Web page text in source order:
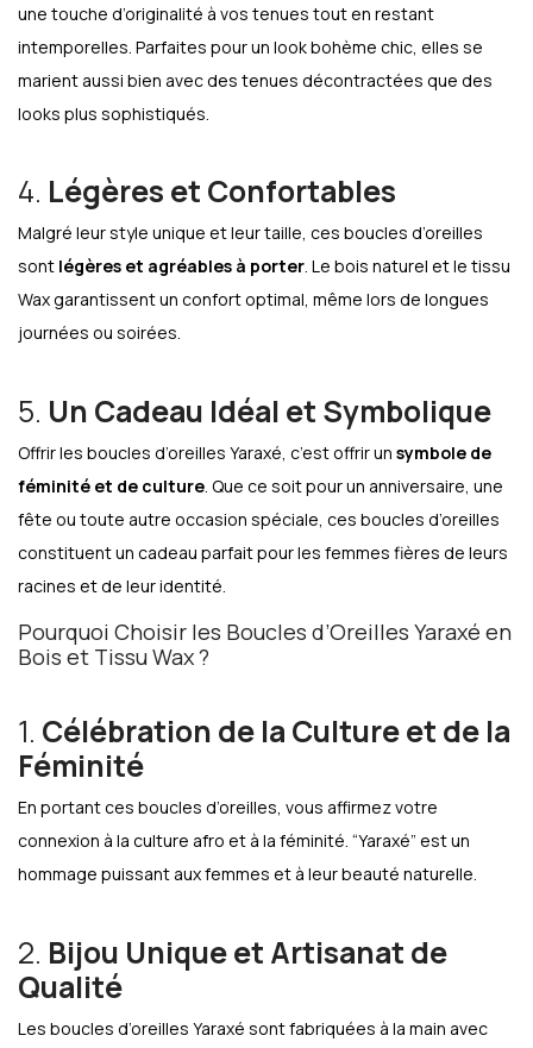
une touche d’originalité à vos tenues tout en restant
intemporelles. Parfaites pour un look bohème chic, elles se
marient aussi bien avec des tenues décontractées que des
looks plus sophistiqués.
4. Légères et Confortables
Malgré leur style unique et leur taille, ces boucles d’oreilles
sont légères et agréables à porter. Le bois naturel et le tissu
Wax garantissent un confort optimal, même lors de longues
journées ou soirées.
5. Un Cadeau Idéal et Symbolique
Offrir les boucles d’oreilles Yaraxé, c’est offrir un symbole de
féminité et de culture. Que ce soit pour un anniversaire, une
fête ou toute autre occasion spéciale, ces boucles d’oreilles
constituent un cadeau parfait pour les femmes fières de leurs
racines et de leur identité.
Pourquoi Choisir les Boucles d’Oreilles Yaraxé en
Bois et Tissu Wax ?
1. Célébration de la Culture et de la
Féminité
En portant ces boucles d’oreilles, vous affirmez votre
connexion à la culture afro et à la féminité. “Yaraxé” est un
hommage puissant aux femmes et à leur beauté naturelle.
2. Bijou Unique et Artisanat de
Qualité
Les boucles d’oreilles Yaraxé sont fabriquées à la main avec